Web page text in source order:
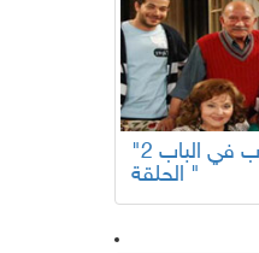
"الباب في الباب 2
الحلقة "